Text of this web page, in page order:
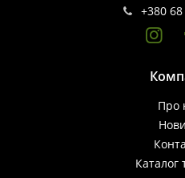
+380
Про
Каталог